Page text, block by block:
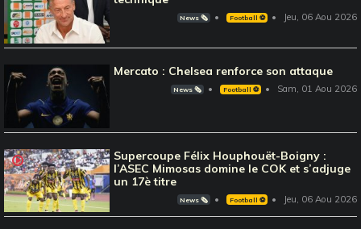
News 🗞️ Football ⚽️ Jeu, 06 Aou 2026
Mercato : Chelsea renforce son attaque
News 🗞️ Football ⚽️ Sam, 01 Aou 2026
Supercoupe Félix Houphouët-Boigny :
l’ASEC Mimosas domine le COK et s’adjuge
un 17è titre
News 🗞️ Football ⚽️ Jeu, 06 Aou 2026